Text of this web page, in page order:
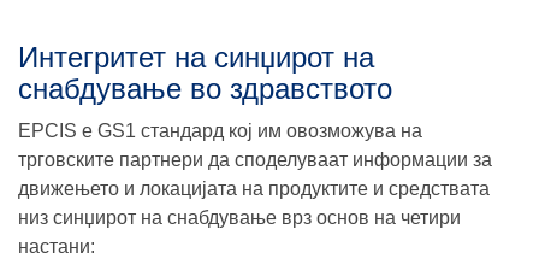
Интегритет на синџирот на
снабдување во здравството
EPCIS e GS1 стандард кој им овозможува на
трговските партнери да споделуваат информации за
движењето и локацијата на продуктите и средствата
низ синџирот на снабдување врз основ на четири
настани: